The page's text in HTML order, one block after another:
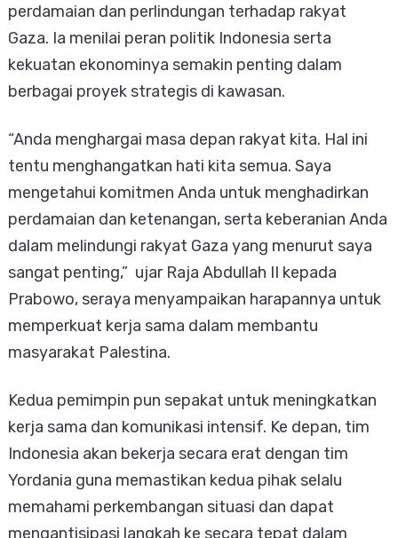
perdamaian dan perlindungan terhadap rakyat
Gaza. Ia menilai peran politik Indonesia serta
kekuatan ekonominya semakin penting dalam
berbagai proyek strategis di kawasan.
“Anda menghargai masa depan rakyat kita. Hal ini
tentu menghangatkan hati kita semua. Saya
mengetahui komitmen Anda untuk menghadirkan
perdamaian dan ketenangan, serta keberanian Anda
dalam melindungi rakyat Gaza yang menurut saya
sangat penting,” ujar Raja Abdullah II kepada
Prabowo, seraya menyampaikan harapannya untuk
memperkuat kerja sama dalam membantu
masyarakat Palestina.
Kedua pemimpin pun sepakat untuk meningkatkan
kerja sama dan komunikasi intensif. Ke depan, tim
Indonesia akan bekerja secara erat dengan tim
Yordania guna memastikan kedua pihak selalu
memahami perkembangan situasi dan dapat
mengantisipasi langkah ke secara tepat dalam